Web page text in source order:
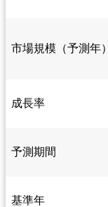
市場規模（予測年）
成長率
予測期間
基準年